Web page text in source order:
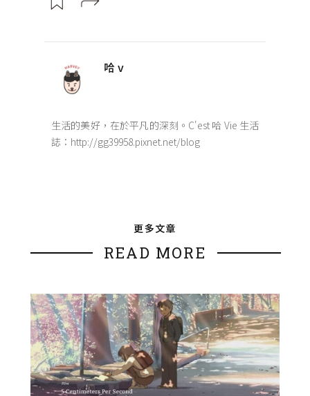
哈 v
生活的美好，在於平凡的深刻。C'est 哈 Vie 生活
誌：http://gg39958.pixnet.net/blog
更多文章
READ MORE